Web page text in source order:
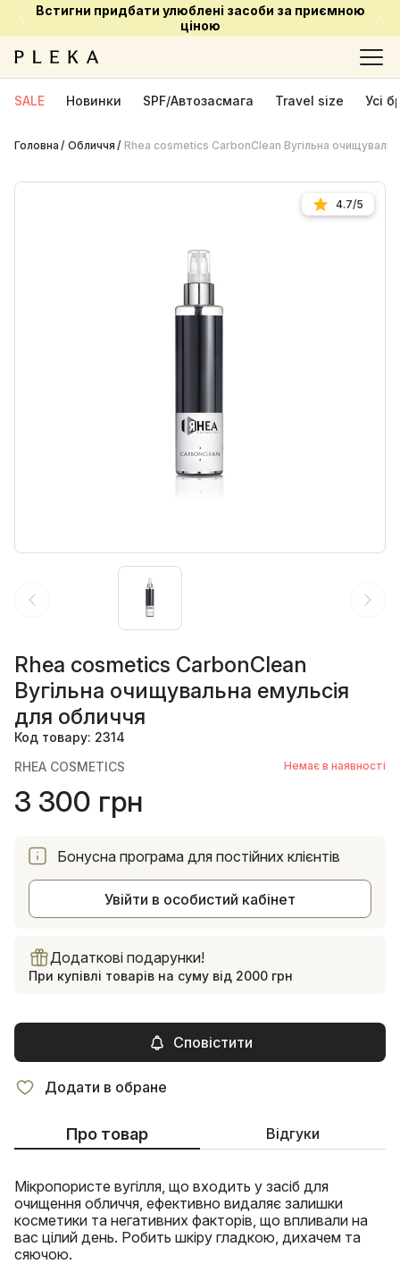
Встигни придбати улюблені засоби за приємною
ціною
SALE Новинки SPF/Автозасмага Travel size Усі
Головна Обличчя Rhea cosmetics CarbonClean Вугільна
4.7/5
Rhea cosmetics CarbonClean
Вугільна очищувальна емульсія
для обличчя
Код товару: 2314
RHEA COSMETICS
Немає в наявності
3 300 грн
Бонусна програма для постійних клієнтів
Увійти в особистий кабінет
Додаткові подарунки!
При купівлі товарів на суму від 2000 грн
Сповістити
Додати в обране
Про товар Відгуки
Мікропористе вугілля, що входить у засіб для
очищення обличчя, ефективно видаляє залишки
косметики та негативних факторів, що впливали на
вас цілий день. Робить шкіру гладкою, дихачем та
сяючою.